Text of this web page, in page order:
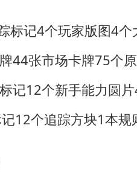
标记4个玩家版图4个
44张市场卡牌75个
记12个新手能力圆片
12个追踪方块1本规